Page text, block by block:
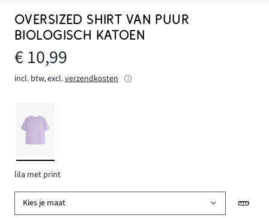
OVERSIZED SHIRT VAN PUUR
BIOLOGISCH KATOEN
€ 10,99
incl. btw, excl.verzendkosten
lila met print
Kies je maat